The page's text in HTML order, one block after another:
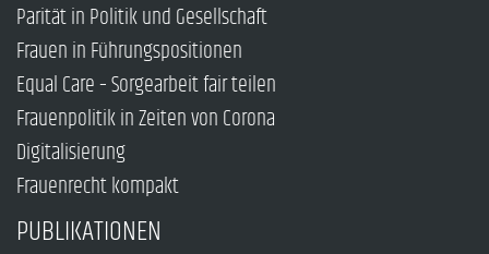
Parität in Politik und Gesellschaft
Frauen in Führungspositionen
Equal Care – Sorgearbeit fair teilen
Frauenpolitik in Zeiten von Corona
Digitalisierung
Frauenrecht kompakt
PUBLIKATIONEN